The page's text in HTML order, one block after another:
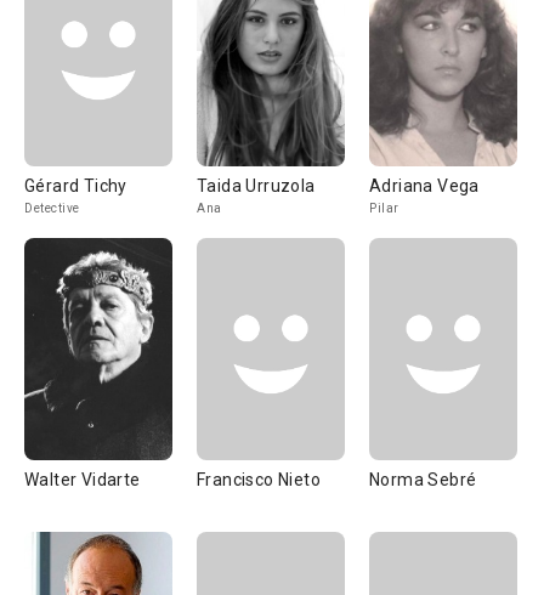
Gérard Tichy
Detective
Taida Urruzola
Ana
Adriana Vega
Pilar
Walter Vidarte Francisco Nieto Norma Sebré